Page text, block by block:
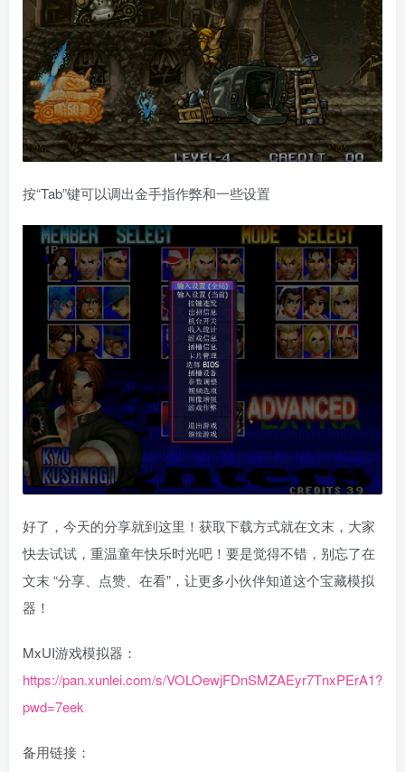
按“Tab”键可以调出金手指作弊和一些设置
好了，今天的分享就到这里！获取下载方式就在文末，大家
快去试试，重温童年快乐时光吧！要是觉得不错，别忘了在
文末 “分享、点赞、在看”，让更多小伙伴知道这个宝藏模拟
器！
MxUI游戏模拟器：
https://pan.xunlei.com/s/VOLOewjFDnSMZAEyr7TnxPErA1?
pwd=7eek
备用链接：